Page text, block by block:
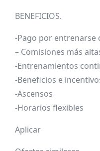
BENEFICIOS.
-Pago por entrenarse
– Comisiones más
-Entrenamientos
-Beneficios e
-Ascensos
-Horarios flexibles
Aplicar